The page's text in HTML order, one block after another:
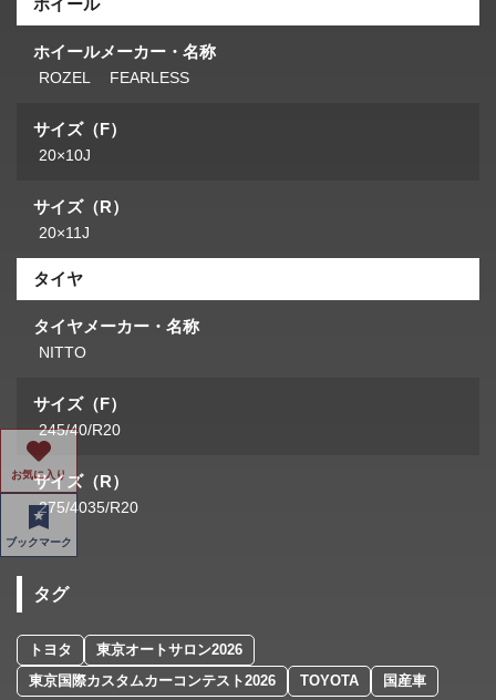
ホイール
ホイールメーカー・名称
ROZEL FEARLESS
サイズ（F）
20×10J
サイズ（R）
20×11J
タイヤ
タイヤメーカー・名称
NITTO
サイズ（F）
245/40/R20
サイズ（R）
275/4035/R20
タグ
トヨタ
東京オートサロン2026
東京国際カスタムカーコンテスト2026
TOYOTA 国産車
お気に入り
ブックマーク